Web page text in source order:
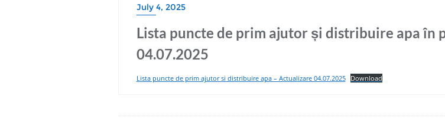
July 4, 2025
Lista puncte de prim ajutor și distribuire apa în
04.07.2025
Lista puncte de prim ajutor si distribuire apa – Actualizare 04.07.2025 Download